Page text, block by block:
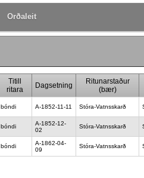
Orðaleit
Titill
ritara
Dagsetning
Ritunarstaður
(bær)
bóndi A-1852-11-11 Stóra-Vatnsskarð
bóndi
A-1852-12-
02
Stóra-Vatnsskarð
bóndi
A-1862-04-
09
Stóra-Vatnsskarð